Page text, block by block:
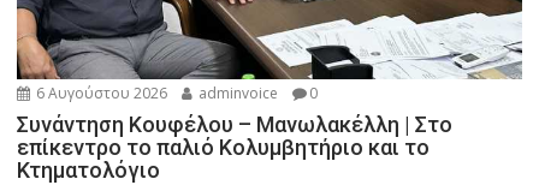
6 Αυγούστου 2026 adminvoice 0
Συνάντηση Κουφέλου – Μανωλακέλλη | Στο
επίκεντρο το παλιό Κολυμβητήριο και το
Κτηματολόγιο